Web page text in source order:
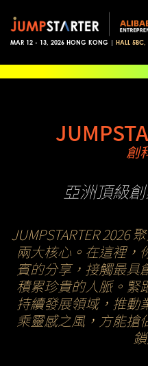
MAR 12 - 13, 2026 HONG KONG | HALL
創
亞洲頂級
JUMPSTARTER 2026
兩大核心。在這裡，
賓的分享，接觸最具
積累珍貴的人脈。緊
持續發展領域，推動
乘靈感之風，方能搶